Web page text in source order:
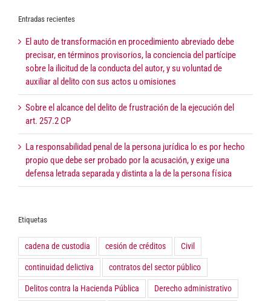
Entradas recientes
El auto de transformación en procedimiento abreviado debe
precisar, en términos provisorios, la conciencia del partícipe
sobre la ilicitud de la conducta del autor, y su voluntad de
auxiliar al delito con sus actos u omisiones
Sobre el alcance del delito de frustración de la ejecución del
art. 257.2 CP
La responsabilidad penal de la persona jurídica lo es por hecho
propio que debe ser probado por la acusación, y exige una
defensa letrada separada y distinta a la de la persona física
Etiquetas
cadena de custodia cesión de créditos Civil
continuidad delictiva contratos del sector público
Delitos contra la Hacienda Pública Derecho administrativo